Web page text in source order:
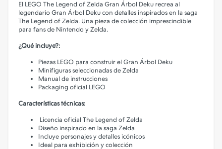
El LEGO The Legend of Zelda Gran Árbol Deku recrea al
legendario Gran Árbol Deku con detalles inspirados en la saga
The Legend of Zelda. Una pieza de colección imprescindible
para fans de Nintendo y Zelda.
¿Qué incluye?:
Piezas LEGO para construir el Gran Árbol Deku
Minifiguras seleccionadas de Zelda
Manual de instrucciones
Packaging oficial LEGO
Características técnicas:
Licencia oficial The Legend of Zelda
Diseño inspirado en la saga Zelda
Incluye personajes y detalles icónicos
Ideal para exhibición y colección